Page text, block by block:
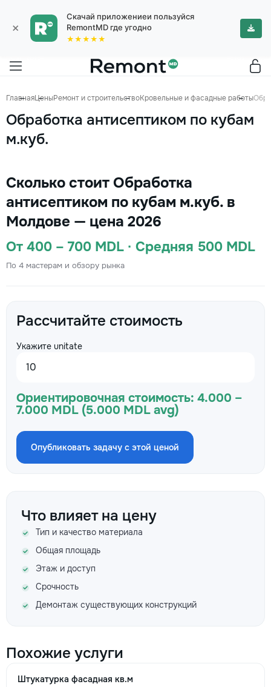
×
Скачай приложениеи пользуйся
RemontMD где угодно
★★★★★
ГлавнаяЦеныРемонт и строительствоКровельные и фасадные работы
Обработка антисептиком по кубам
м.куб.
Сколько стоит Обработка
антисептиком по кубам м.куб. в
Молдове — цена 2026
От 400 – 700 MDL · Средняя 500 MDL
По 4 мастерам и обзору рынка
Рассчитайте стоимость
Укажите unitate
Ориентировочная стоимость: 4.000 –
7.000 MDL (5.000 MDL avg)
Опубликовать задачу с этой ценой
Что влияет на цену
Тип и качество материала
Общая площадь
Этаж и доступ
Срочность
Демонтаж существующих конструкций
Похожие услуги
Штукатурка фасадная кв.м